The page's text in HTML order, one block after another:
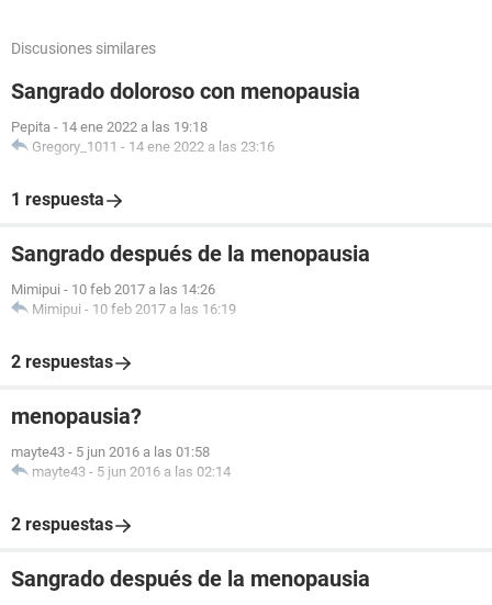
Discusiones similares
Sangrado doloroso con menopausia
Pepita - 14 ene 2022 a las 19:18
Gregory_1011 - 14 ene 2022 a las 23:16
1 respuesta
Sangrado después de la menopausia
Mimipui - 10 feb 2017 a las 14:26
Mimipui - 10 feb 2017 a las 16:19
2 respuestas
menopausia?
mayte43 - 5 jun 2016 a las 01:58
mayte43 - 5 jun 2016 a las 02:14
2 respuestas
Sangrado después de la menopausia